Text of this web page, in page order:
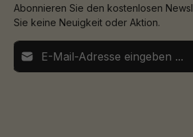
Abonnieren Sie den kostenlosen
Sie keine Neuigkeit oder Aktion.
E-Mail-Adresse*